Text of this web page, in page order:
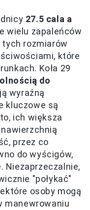
27.5 cala a
wielu zapaleńców
tych rozmiarów
które
Koła 29
do
wyraźną
kluczowe są
ich większa
przez co
do wyścigów,
Niezaprzeczalnie,
"połykać"
osoby mogą
manewrowaniu